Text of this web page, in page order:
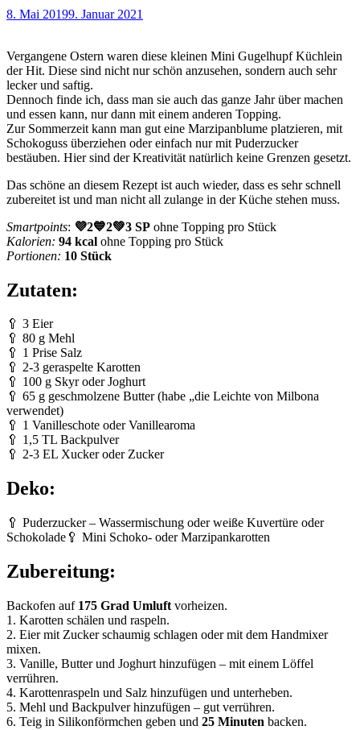
8. Mai 20199. Januar 2021
Vergangene Ostern waren diese kleinen Mini Gugelhupf Küchlein
der Hit. Diese sind nicht nur schön anzusehen, sondern auch sehr
lecker und saftig.
Dennoch finde ich, dass man sie auch das ganze Jahr über machen
und essen kann, nur dann mit einem anderen Topping.
Zur Sommerzeit kann man gut eine Marzipanblume platzieren, mit
Schokoguss überziehen oder einfach nur mit Puderzucker
bestäuben. Hier sind der Kreativität natürlich keine Grenzen gesetzt.
Das schöne an diesem Rezept ist auch wieder, dass es sehr schnell
zubereitet ist und man nicht all zulange in der Küche stehen muss.
Smartpoints: 💜2💙2💚3 SP ohne Topping pro Stück
Kalorien: 94 kcal ohne Topping pro Stück
Portionen: 10 Stück
Zutaten:
🥄 3 Eier
🥄 80 g Mehl
🥄 1 Prise Salz
🥄 2-3 geraspelte Karotten
🥄 100 g Skyr oder Joghurt
🥄 65 g geschmolzene Butter (habe „die Leichte von Milbona
verwendet)
🥄 1 Vanilleschote oder Vanillearoma
🥄 1,5 TL Backpulver
🥄 2-3 EL Xucker oder Zucker
Deko:
🥄 Puderzucker – Wassermischung oder weiße Kuvertüre oder
Schokolade🥄 Mini Schoko- oder Marzipankarotten
Zubereitung:
Backofen auf 175 Grad Umluft vorheizen.
1. Karotten schälen und raspeln.
2. Eier mit Zucker schaumig schlagen oder mit dem Handmixer
mixen.
3. Vanille, Butter und Joghurt hinzufügen – mit einem Löffel
verrühren.
4. Karottenraspeln und Salz hinzufügen und unterheben.
5. Mehl und Backpulver hinzufügen – gut verrühren.
6. Teig in Silikonförmchen geben und 25 Minuten backen.